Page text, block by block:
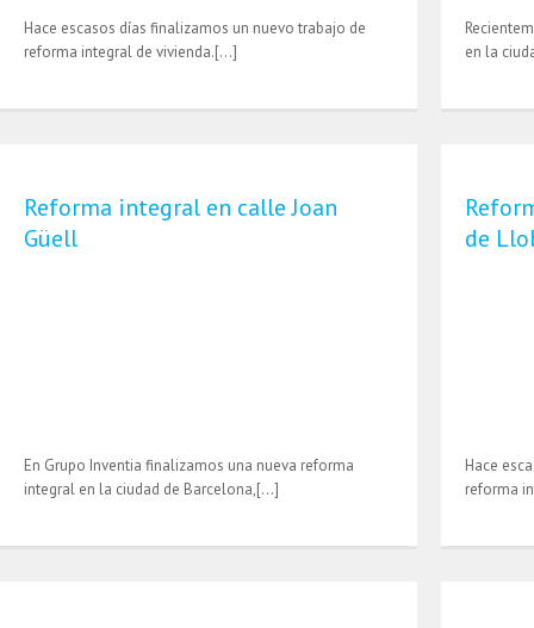
Hace escasos días finalizamos un nuevo trabajo de
reforma integral de vivienda.[…]
en la
Reforma integral en calle Joan
Güell
En Grupo Inventia finalizamos una nueva reforma
integral en la ciudad de Barcelona,[…]
de
Hace
reforma